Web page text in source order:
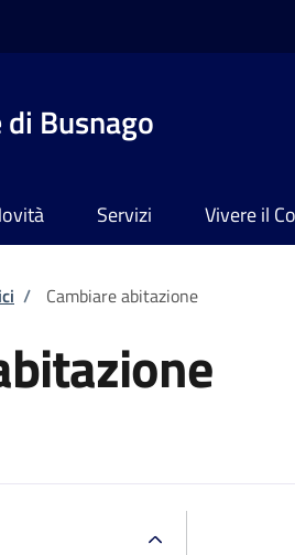
di Busnago
Servizi Vivere il
/ Cambiare abitazione